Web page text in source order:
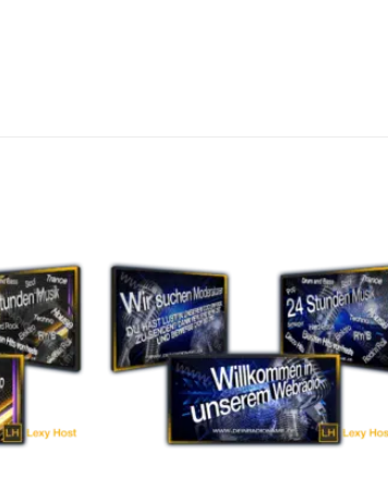
Auf die
setzen
Auf die
Wunschliste
setzen